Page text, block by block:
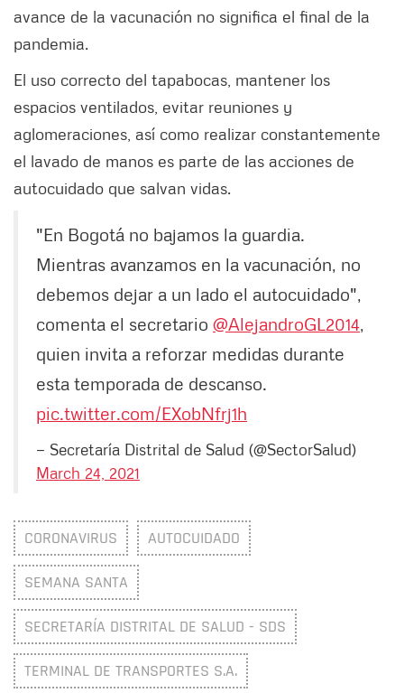
avance de la vacunación no significa el final de la
pandemia.
El uso correcto del tapabocas, mantener los
espacios ventilados, evitar reuniones y
aglomeraciones, así como realizar constantemente
el lavado de manos es parte de las acciones de
autocuidado que salvan vidas.
"En Bogotá no bajamos la guardia.
Mientras avanzamos en la vacunación, no
debemos dejar a un lado el autocuidado",
comenta el secretario @AlejandroGL2014
quien invita a reforzar medidas durante
esta temporada de descanso.
pic.twitter.com/EXobNfrj1h
— Secretaría Distrital de Salud (@SectorSalud)
March 24, 2021
CORONAVIRUS AUTOCUIDADO
SEMANA SANTA
SECRETARÍA DISTRITAL DE SALUD - SDS
TERMINAL DE TRANSPORTES S.A.